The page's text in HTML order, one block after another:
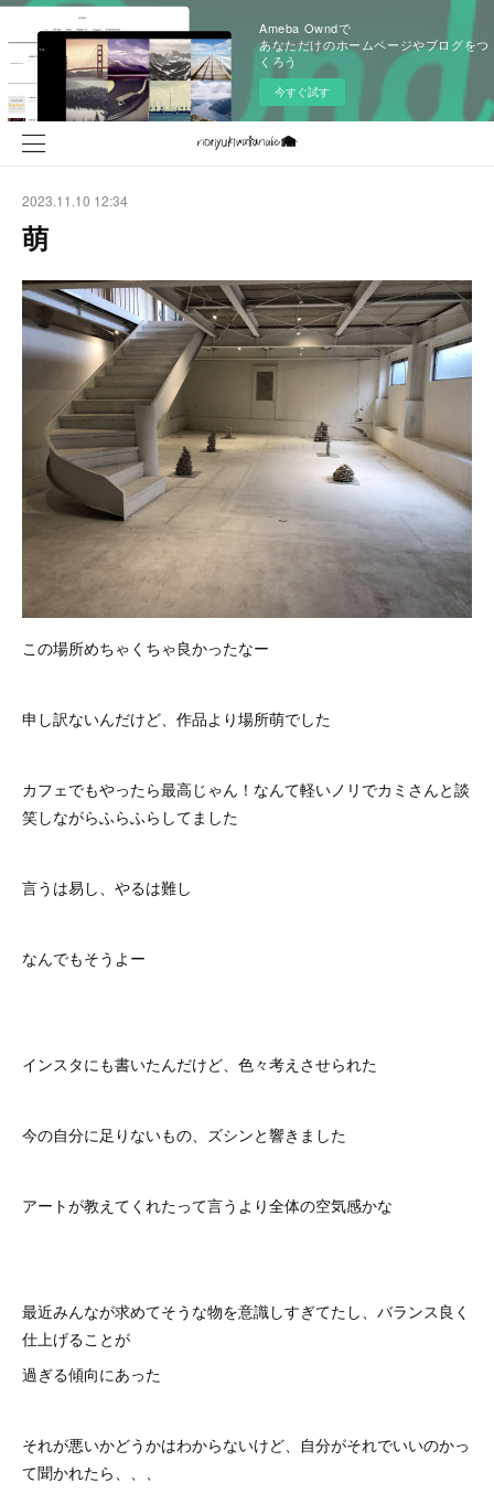
Ameba Owndで
あなただけのホームページやブログをつ
くろう
今すぐ試す
2023.11.10 12:34
萌
この場所めちゃくちゃ良かったなー
申し訳ないんだけど、作品より場所萌でした
カフェでもやったら最高じゃん！なんて軽いノリでカミさんと談
笑しながらふらふらしてました
言うは易し、やるは難し
なんでもそうよー
インスタにも書いたんだけど、色々考えさせられた
今の自分に足りないもの、ズシンと響きました
アートが教えてくれたって言うより全体の空気感かな
最近みんなが求めてそうな物を意識しすぎてたし、バランス良く
仕上げることが
過ぎる傾向にあった
それが悪いかどうかはわからないけど、自分がそれでいいのかっ
て聞かれたら、、、